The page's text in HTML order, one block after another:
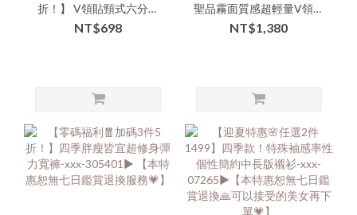
折！】 V領貼頸式六分袖
寬鬆襯衫 - xxx-207402▶
【本特惠恕無七日鑑賞退
NT$698
聖品霧面質感超輕量V領背
心-xxx-05243▶
NT$1,380